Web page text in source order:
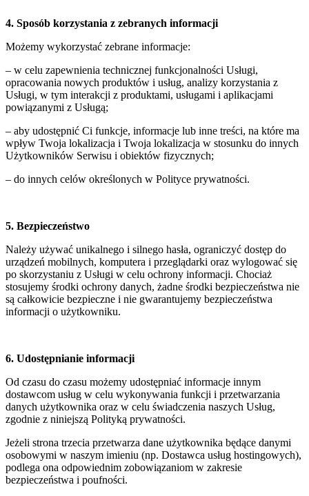
4. Sposób korzystania z zebranych informacji
Możemy wykorzystać zebrane informacje:
– w celu zapewnienia technicznej funkcjonalności Usługi,
opracowania nowych produktów i usług, analizy korzystania z
Usługi, w tym interakcji z produktami, usługami i aplikacjami
powiązanymi z Usługą;
– aby udostępnić Ci funkcje, informacje lub inne treści, na które ma
wpływ Twoja lokalizacja i Twoja lokalizacja w stosunku do innych
Użytkowników Serwisu i obiektów fizycznych;
– do innych celów określonych w Polityce prywatności.
5. Bezpieczeństwo
Należy używać unikalnego i silnego hasła, ograniczyć dostęp do
urządzeń mobilnych, komputera i przeglądarki oraz wylogować się
po skorzystaniu z Usługi w celu ochrony informacji. Chociaż
stosujemy środki ochrony danych, żadne środki bezpieczeństwa nie
są całkowicie bezpieczne i nie gwarantujemy bezpieczeństwa
informacji o użytkowniku.
6. Udostępnianie informacji
Od czasu do czasu możemy udostępniać informacje innym
dostawcom usług w celu wykonywania funkcji i przetwarzania
danych użytkownika oraz w celu świadczenia naszych Usług,
zgodnie z niniejszą Polityką prywatności.
Jeżeli strona trzecia przetwarza dane użytkownika będące danymi
osobowymi w naszym imieniu (np. Dostawca usług hostingowych),
podlega ona odpowiednim zobowiązaniom w zakresie
bezpieczeństwa i poufności.